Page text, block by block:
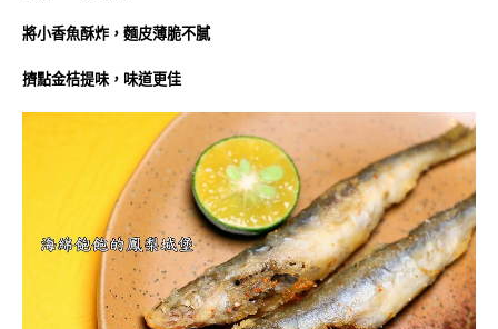
將小香魚酥炸，麵皮薄脆不膩
擠點金桔提味，味道更佳